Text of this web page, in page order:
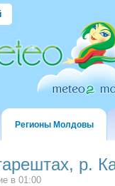
Регионы Молдовы
р.
в 01:00